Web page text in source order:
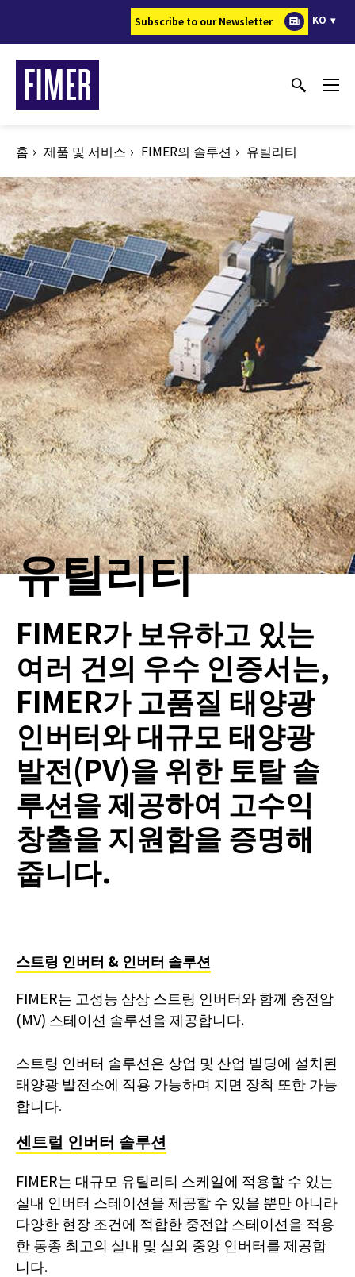
뛰
기
Subscribe to our Newsletter KO
홈 제품 및 서비스 FIMER의 솔루션 유틸리티
유틸리티
FIMER가 보유하고 있는
여러 건의 우수 인증서는,
FIMER가 고품질 태양광
인버터와 대규모 태양광
발전(PV)을 위한 토탈 솔
루션을 제공하여 고수익
창출을 지원함을 증명해
줍니다.
스트링 인버터 & 인버터 솔루션
FIMER는 고성능 삼상 스트링 인버터와 함께 중전압
(MV) 스테이션 솔루션을 제공합니다.
스트링 인버터 솔루션은 상업 및 산업 빌딩에 설치된
태양광 발전소에 적용 가능하며 지면 장착 또한 가능
합니다.
센트럴 인버터 솔루션
FIMER는 대규모 유틸리티 스케일에 적용할 수 있는
실내 인버터 스테이션을 제공할 수 있을 뿐만 아니라
다양한 현장 조건에 적합한 중전압 스테이션을 적용
한 동종 최고의 실내 및 실외 중앙 인버터를 제공합
니다.